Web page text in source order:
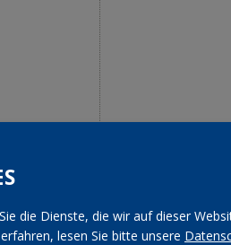
die Dienste, die wir auf dieser
lesen Sie bitte unsere